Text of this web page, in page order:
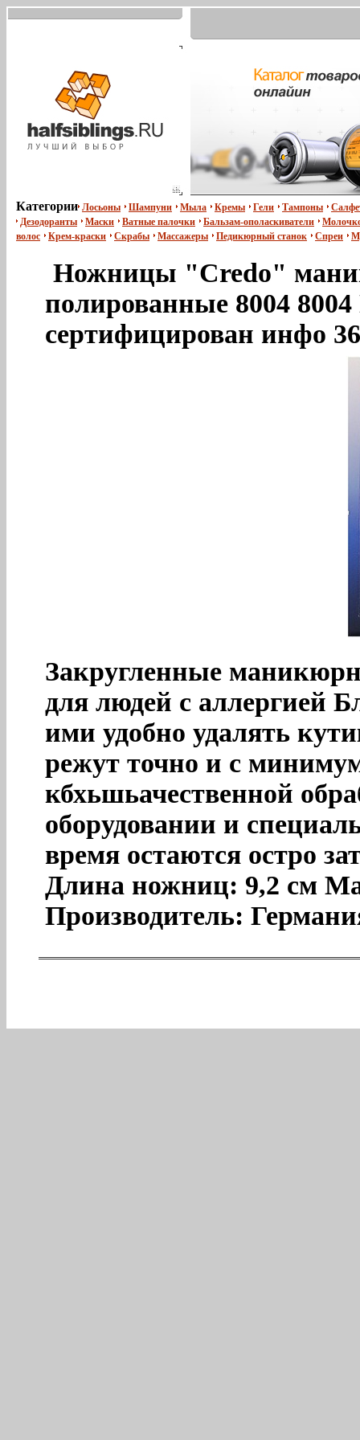
Категории Лосьоны Шампуни Мыла Кремы Гели Тампоны
Дезодоранты
Маски Ватные палочки Бальзам-ополаскиватели
волос
Крем-краски Скрабы Массажеры Педикюрный станок Спреи
Ножницы "Credo"
полированные 8004
сертифицирован инфо
Закругленные
для людей с аллергией
ими удобно удалять
режут точно и с
кбхьшьачественной
оборудовании и
время остаются остро
Длина ножниц: 9,2 см
Производитель: